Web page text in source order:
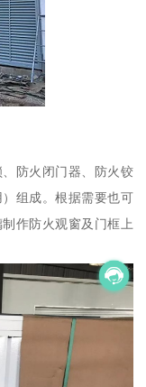
防火闭门器、防火铰
组成。根据需要也可
作防火观窗及门框上